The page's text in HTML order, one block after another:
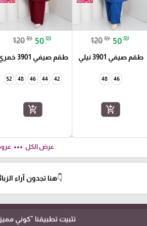
120₪ 50 ₪
طقم صيفي 3901 نيلي
46
48
add_shopping_cart
120₪ 50 ₪
طقم صيفي 3901 خمري
42
44
46
48
52
add_shopping_cart
عرض الكل more_horiz
👇هنا تجدون آراء
تثبيت تطبيقنا "كوني